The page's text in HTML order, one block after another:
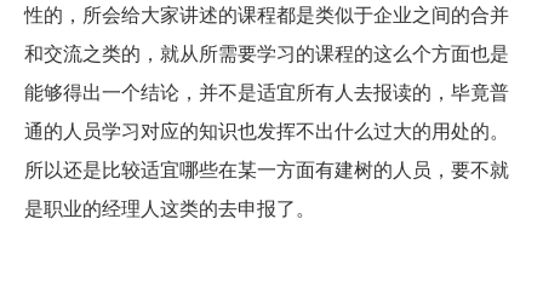
性的，所会给大家讲述的课程都是类似于企业之间的合并
和交流之类的，就从所需要学习的课程的这么个方面也是
能够得出一个结论，并不是适宜所有人去报读的，毕竟普
通的人员学习对应的知识也发挥不出什么过大的用处的。
所以还是比较适宜哪些在某一方面有建树的人员，要不就
是职业的经理人这类的去申报了。